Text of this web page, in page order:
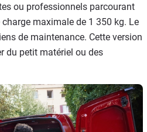
ou professionnels parcourant
maximale de 1 350 kg. Le
de maintenance. Cette version
du petit matériel ou des